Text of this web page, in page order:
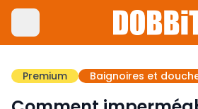
Premium Baignoires et